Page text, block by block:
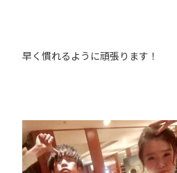
早く慣れるように頑張ります！